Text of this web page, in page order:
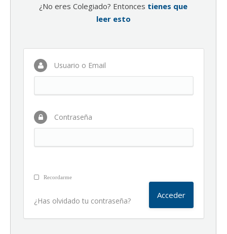
¿No eres Colegiado? Entonces tienes que
leer esto
Usuario o Email
Contraseña
Recordarme
¿Has olvidado tu contraseña?